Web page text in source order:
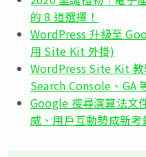
的 8 道選擇！
WordPress 升級至
用 Site Kit 外掛)
WordPress Site Kit
Search Console、GA
Google 搜尋演算法文
威、用戶互動勢成新考